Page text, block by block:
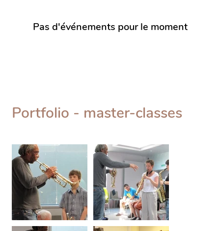
Pas d'événements pour le moment
Portfolio - master-classes